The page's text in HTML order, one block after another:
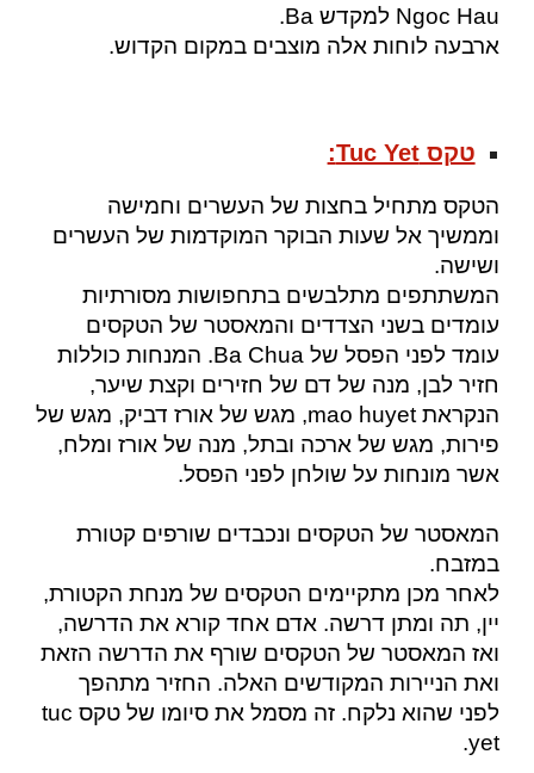
Ngoc Hau למקדש Ba.
ארבעה לוחות אלה מוצבים במקום הקדוש.
טקס Tuc Yet:
הטקס מתחיל בחצות של העשרים וחמישה
וממשיך אל שעות הבוקר המוקדמות של העשרים
ושישה.
המשתתפים מתלבשים בתחפושות מסורתיות
עומדים בשני הצדדים והמאסטר של הטקסים
עומד לפני הפסל של Ba Chua. המנחות כוללות
חזיר לבן, מנה של דם של חזירים וקצת שיער,
הנקראת mao huyet, מגש של אורז דביק, מגש של
פירות, מגש של ארכה ובתל, מנה של אורז ומלח,
אשר מונחות על שולחן לפני הפסל.
המאסטר של הטקסים ונכבדים שורפים קטורת
במזבח.
לאחר מכן מתקיימים הטקסים של מנחת הקטורת,
יין, תה ומתן דרשה. אדם אחד קורא את הדרשה,
ואז המאסטר של הטקסים שורף את הדרשה הזאת
ואת הניירות המקודשים האלה. החזיר מתהפך
לפני שהוא נלקח. זה מסמל את סיומו של טקס tuc
yet.